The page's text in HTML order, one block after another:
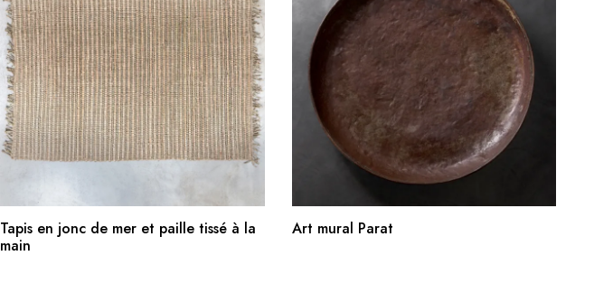
AJOUTER AU PANIER
Tapis en jonc de mer et paille tissé à la
main
AJOUTER AU PANIER
Art mural Parat